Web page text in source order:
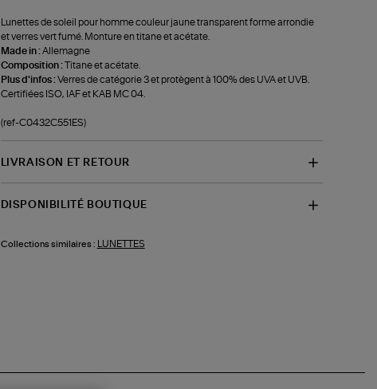
Lunettes de soleil pour homme couleur jaune transparent forme arrondie
et verres vert fumé. Monture en titane et acétate.
Made in :Allemagne
Composition :Titane et acétate.
Plus d'infos :Verres de catégorie 3 et protègent à 100% des UVA et UVB.
Certifiées ISO, IAF et KAB MC 04.
(ref-C0432C551ES)
LIVRAISON ET RETOUR
DISPONIBILITÉ BOUTIQUE
Collections similaires : LUNETTES